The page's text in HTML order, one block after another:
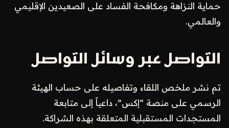
حماية النزاهة ومكافحة الفساد على الصعيدين الإقليمي
والعالمي.
التواصل عبر وسائل التواصل
تم نشر ملخص اللقاء وتفاصيله على حساب الهيئة
الرسمي على منصة “إكس”، داعياً إلى متابعة
المستجدات المستقبلية المتعلقة بهذه الشراكة.